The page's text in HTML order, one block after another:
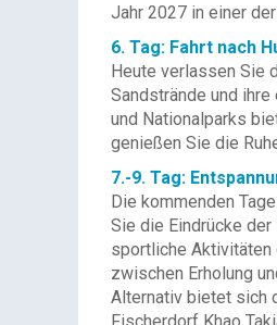
Jahr 2027 in einer
6. Tag: Fahrt nach
Heute verlassen Sie
Sandstrände und
und Nationalparks
genießen Sie die
7.-9. Tag:
Die kommenden
Sie die Eindrücke
sportliche Aktivitäten
zwischen Erholung
Alternativ bietet sich